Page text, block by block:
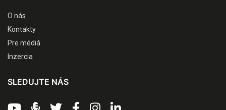
O nás
Kontakty
Pre médiá
Inzercia
SLEDUJTE NÁS